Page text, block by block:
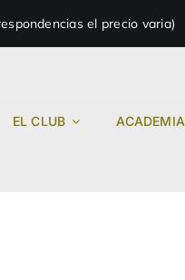
el precio varia)
EL CLUB ACADEMIA